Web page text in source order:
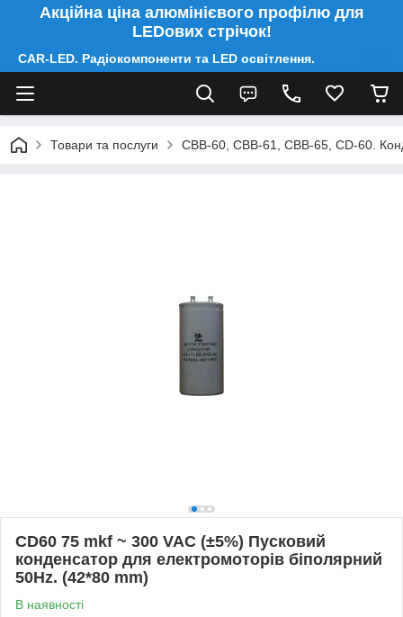
Акційна ціна алюмінієвого профілю для
LEDових стрічок!
CAR-LED. Радіокомпоненти та LED освітлення.
Товари та послуги CBB-60, CBB-61, CBB-65, CD-60.
CD60 75 mkf ~ 300 VAC (±5%) Пусковий
конденсатор для електромоторів біполярний
50Hz. (42*80 mm)
В наявності